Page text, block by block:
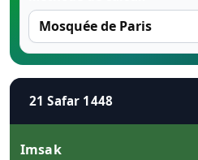
21 Safar 1448
Imsak